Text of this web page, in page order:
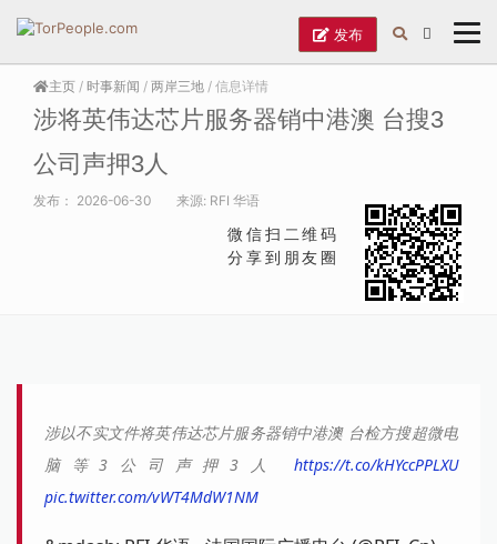
发布
主页 / 时事新闻 / 两岸三地 / 信息详情
涉将英伟达芯片服务器销中港澳 台搜3
公司声押3人
发布： 2026-06-30 来源: RFI 华语
微信扫二维码
分享到朋友圈
涉以不实文件将英伟达芯片服务器销中港澳 台检方搜超微电
脑等3公司声押3人https://t.co/kHYccPPLXU
pic.twitter.com/vWT4MdW1NM